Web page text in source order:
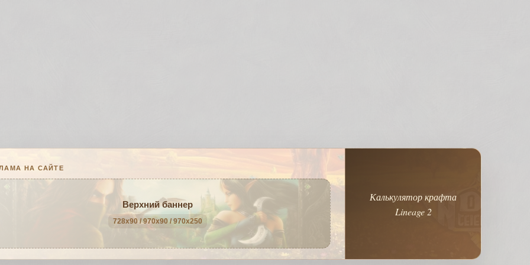
НА САЙТЕ
Верхний баннер
728x90 / 970x90 / 970x250
Калькулятор крафта
Lineage 2